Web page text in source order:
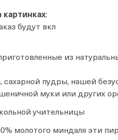
:
будут вкл
из
сахарной пудры, нашей
муки или других
учительницы
молотого миндаля эти